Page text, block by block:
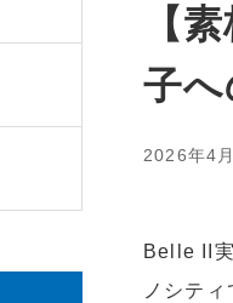
【
子
2026年4
Belle II
ノシテ